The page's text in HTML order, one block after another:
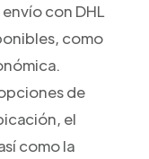
con DHL
como
de
el
como la